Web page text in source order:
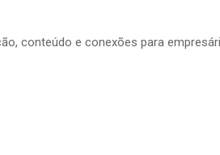
conteúdo e conexões para